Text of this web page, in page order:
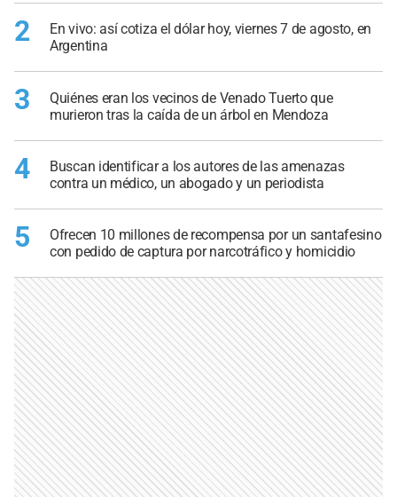
2
En vivo: así cotiza el dólar hoy, viernes 7 de agosto, en
Argentina
3
Quiénes eran los vecinos de Venado Tuerto que
murieron tras la caída de un árbol en Mendoza
4
Buscan identificar a los autores de las amenazas
contra un médico, un abogado y un periodista
5
Ofrecen 10 millones de recompensa por un santafesino
con pedido de captura por narcotráfico y homicidio